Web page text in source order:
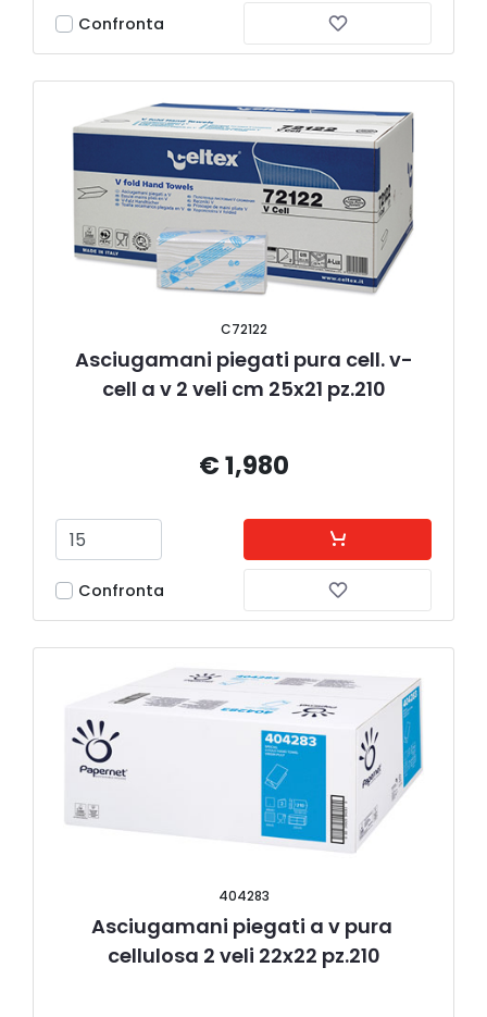
Confronta
C72122
Asciugamani piegati pura cell. v-
cell a v 2 veli cm 25x21 pz.210
€ 1,980
Confronta
404283
Asciugamani piegati a v pura
cellulosa 2 veli 22x22 pz.210